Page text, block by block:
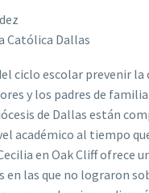
Católica Dallas
ciclo escolar prevenir
y los padres de familia.
de Dallas están
académico al tiempo
en Oak Cliff
las que no lograron